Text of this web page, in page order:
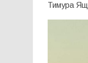
Тимура